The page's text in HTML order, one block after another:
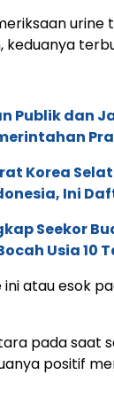
urine
keduanya
Publik dan
Korea
Ini
Seekor
Usia 10
ini atau esok
pada saat
positif